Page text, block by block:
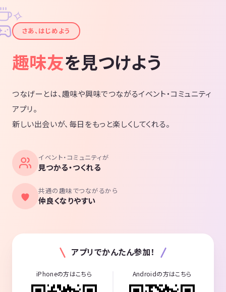
✦
✧
さあ、はじめよう
趣味友を見つけよう
つなげーとは、趣味や興味でつながるイベント・コミュニティ
アプリ。
新しい出会いが、毎日をもっと楽しくしてくれる。
イベント・コミュニティが
見つかる・つくれる
共通の趣味でつながるから
仲良くなりやすい
アプリでかんたん参加！
iPhoneの方はこちら Androidの方はこちら